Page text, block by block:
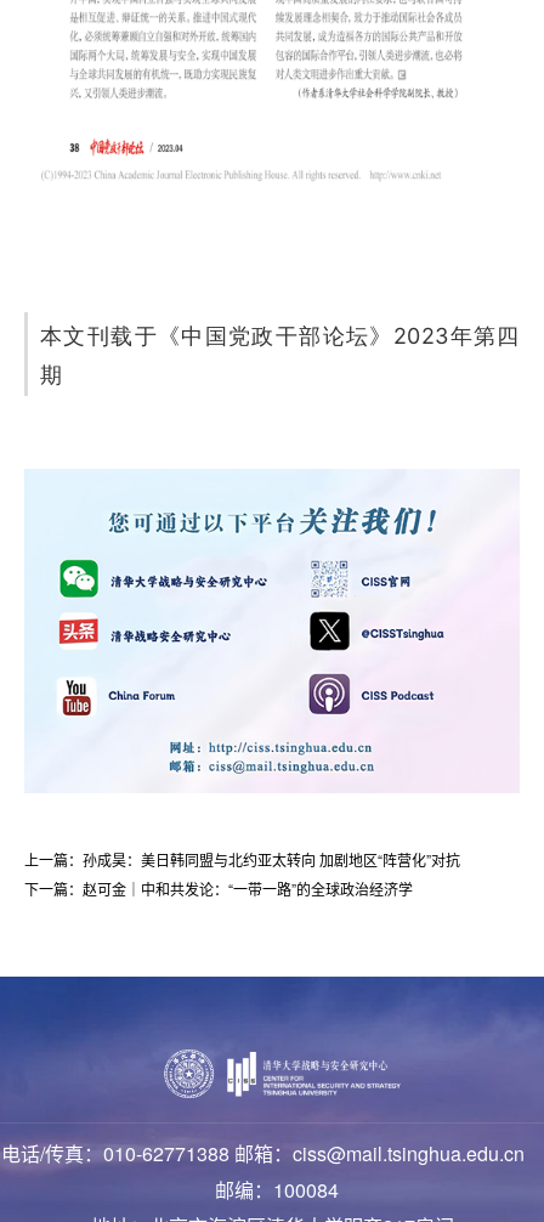
本文刊载于《中国党政干部论坛》2023年第四
期
上一篇：孙成昊：美日韩同盟与北约亚太转向 加剧地区“阵营化”对抗
下一篇：赵可金｜中和共发论：“一带一路”的全球政治经济学
电话/传真：010-62771388 邮箱：ciss@mail.tsinghua.edu.cn
邮编：100084